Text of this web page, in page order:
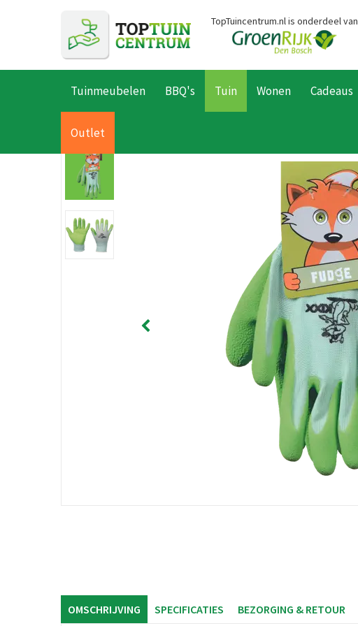
Home Producten
TopTuincentrum.nl is onderdeel van
Tuinmeubelen BBQ's Tuin Wonen Cadeaus
Outlet
OMSCHRIJVING SPECIFICATIES BEZORGING & RETOUR